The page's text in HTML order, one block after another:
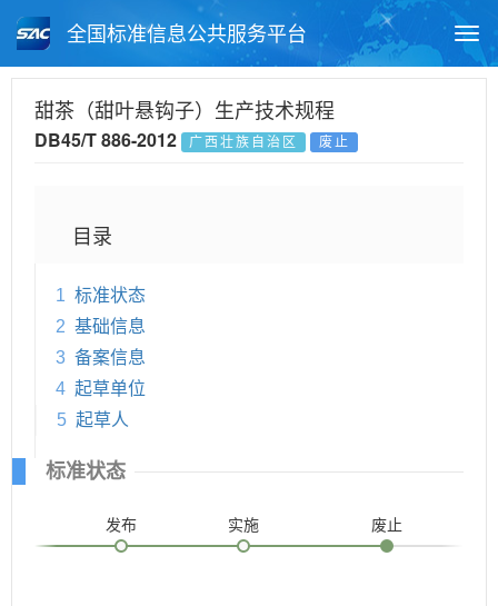
全国标准信息公共服务平台
月报查询 标准公告查询
甜茶（甜叶悬钩子）生产技术规程
DB45/T 886-2012 广西壮族自治区 废止
目录
1 标准状态
2 基础信息
3 备案信息
4 起草单位
5 起草人
标准状态
发布 实施 废止